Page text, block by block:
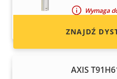
Wymaga
Zalecane
AXIS
ZNAJDŹ